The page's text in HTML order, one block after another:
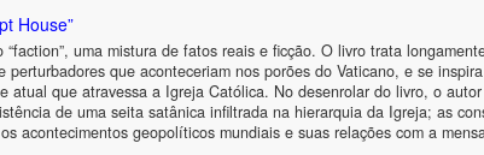
House”
uma mistura de fatos reais e ficção. O livro trata
perturbadores que aconteceriam nos porões do Vaticano, e se
atual que atravessa a Igreja Católica. No desenrolar do livro, o
de uma seita satânica infiltrada na hierarquia da Igreja; as
acontecimentos geopolíticos mundiais e suas relações com a